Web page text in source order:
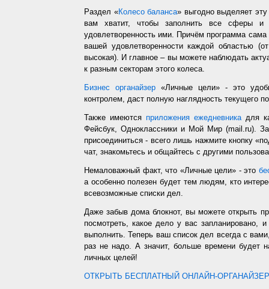
Раздел «Колесо баланса» выгодно выделяет
вам хватит, чтобы заполнить все сферы и
удовлетворенность ими. Причём программа
вашей удовлетворенности каждой областью
высокая). И главное – вы можете наблюдать
к разным секторам этого колеса.
Бизнес органайзер «Личные цели» - это
контролем, даст полную наглядность текущего
Также имеются приложения ежедневникадля
Фейсбук, Одноклассники и Мой Мир (mail.ru).
присоединиться - всего лишь нажмите кнопку
чат, знакомьтесь и общайтесь с другими
Немаловажный факт, что «Личные цели» - это
а особенно полезен будет тем людям, кто
всевозможные списки дел.
Даже забыв дома блокнот, вы можете открыть
посмотреть, какое дело у вас запланировано,
выполнить. Теперь ваш список дел всегда с
раз не надо. А значит, больше времени будет
личных целей!
ОТКРЫТЬ БЕСПЛАТНЫЙ ОНЛАЙН-